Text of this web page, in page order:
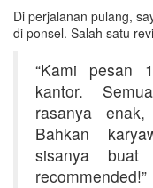
Di perjalanan pulang,
di ponsel. Salah satu
“Kami pesan
kantor.
rasanya
Bahkan
sisanya buat
recommended!”